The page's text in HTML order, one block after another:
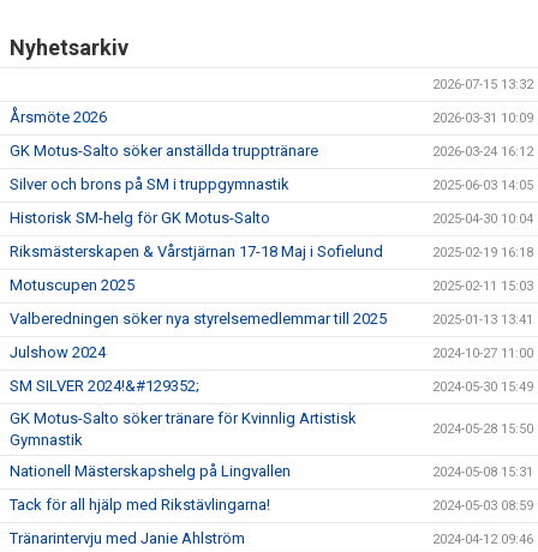
Nyhetsarkiv
2026-07-15 13:32
Årsmöte 2026 2026-03-31 10:09
GK Motus-Salto söker anställda trupptränare 2026-03-24 16:12
Silver och brons på SM i truppgymnastik 2025-06-03 14:05
Historisk SM-helg för GK Motus-Salto 2025-04-30 10:04
Riksmästerskapen & Vårstjärnan 17-18 Maj i Sofielund 2025-02-19 16:18
Motuscupen 2025 2025-02-11 15:03
Valberedningen söker nya styrelsemedlemmar till 2025 2025-01-13 13:41
Julshow 2024 2024-10-27 11:00
SM SILVER 2024!&#129352; 2024-05-30 15:49
GK Motus-Salto söker tränare för Kvinnlig Artistisk
Gymnastik
2024-05-28 15:50
Nationell Mästerskapshelg på Lingvallen 2024-05-08 15:31
Tack för all hjälp med Rikstävlingarna! 2024-05-03 08:59
Tränarintervju med Janie Ahlström 2024-04-12 09:46